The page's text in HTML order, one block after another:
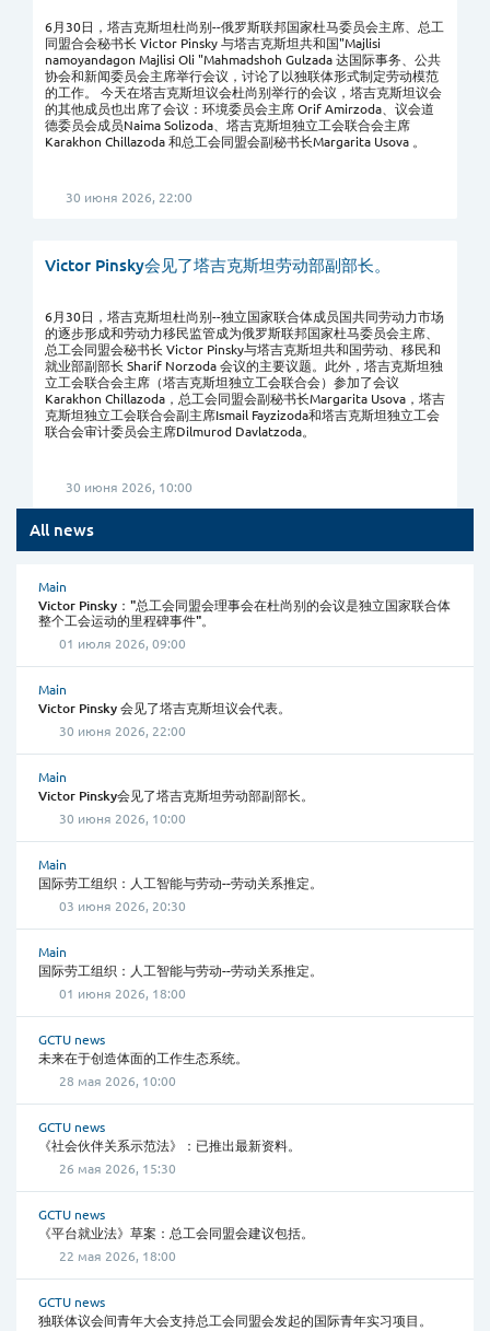
All news
Main
Victor Pinsky："总工会同盟会理事会在杜尚别的会议是独立国家联合体
整个工会运动的里程碑事件"。
01 июля 2026, 09:00
Main
Victor Pinsky 会见了塔吉克斯坦议会代表。
30 июня 2026, 22:00
Main
Victor Pinsky会见了塔吉克斯坦劳动部副部长。
30 июня 2026, 10:00
Main
国际劳工组织：人工智能与劳动--劳动关系推定。
03 июня 2026, 20:30
Main
国际劳工组织：人工智能与劳动--劳动关系推定。
01 июня 2026, 18:00
GCTU news
未来在于创造体面的工作生态系统。
28 мая 2026, 10:00
GCTU news
《社会伙伴关系示范法》：已推出最新资料。
26 мая 2026, 15:30
GCTU news
《平台就业法》草案：总工会同盟会建议包括。
22 мая 2026, 18:00
GCTU news
独联体议会间青年大会支持总工会同盟会发起的国际青年实习项目。
6月30日，塔吉克斯坦杜尚别--俄罗斯联邦国家杜马委员会主席、总工
同盟合会秘书长 Victor Pinsky 与塔吉克斯坦共和国"Majlisi
namoyandagon Majlisi Oli "Mahmadshoh Gulzada 达国际事务、公共
协会和新闻委员会主席举行会议，讨论了以独联体形式制定劳动模范
的工作。 今天在塔吉克斯坦议会杜尚别举行的会议，塔吉克斯坦议会
的其他成员也出席了会议：环境委员会主席 Orif Amirzoda、议会道
德委员会成员Naima Solizoda、塔吉克斯坦独立工会联合会主席
Karakhon Chillazoda 和总工会同盟会副秘书长Margarita Usova 。
30 июня 2026, 22:00
Victor Pinsky会见了塔吉克斯坦劳动部副部长。
6月30日，塔吉克斯坦杜尚别--独立国家联合体成员国共同劳动力市场
的逐步形成和劳动力移民监管成为俄罗斯联邦国家杜马委员会主席、
总工会同盟会秘书长 Victor Pinsky与塔吉克斯坦共和国劳动、移民和
就业部副部长 Sharif Norzoda 会议的主要议题。此外，塔吉克斯坦独
立工会联合会主席（塔吉克斯坦独立工会联合会）参加了会议
Karakhon Chillazoda，总工会同盟会副秘书长Margarita Usova，塔吉
克斯坦独立工会联合会副主席Ismail Fayzizoda和塔吉克斯坦独立工会
联合会审计委员会主席Dilmurod Davlatzoda。
30 июня 2026, 10:00